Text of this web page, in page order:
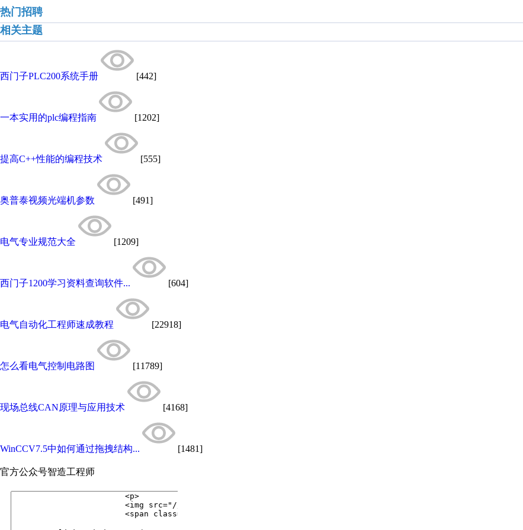
热门招聘
相关主题
西门子PLC200系统手册 [442]
一本实用的plc编程指南 [1202]
提高C++性能的编程技术 [555]
奥普泰视频光端机参数 [491]
电气专业规范大全 [1209]
西门子1200学习资料查询软件... [604]
电气自动化工程师速成教程 [22918]
怎么看电气控制电路图 [11789]
现场总线CAN原理与应用技术 [4168]
WinCCV7.5中如何通过拖拽结构... [1481]
官方公众号智造工程师